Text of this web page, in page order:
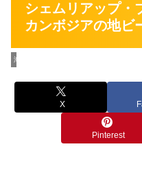
シェムリアップ・
カンボジアの地ビ
海外旅行
X
Pinterest